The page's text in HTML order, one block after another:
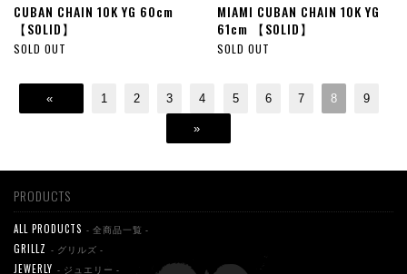
CUBAN CHAIN 10K YG 60cm
【SOLID】
SOLD OUT
MIAMI CUBAN CHAIN 10K YG
61cm 【SOLID】
SOLD OUT
« 1 2 3 4 5 6 7 8 9
»
PRODUCTS
ALL PRODUCTS - 全商品一覧 -
GRILLZ - グリルズ -
JEWERLY - ジュエリー -